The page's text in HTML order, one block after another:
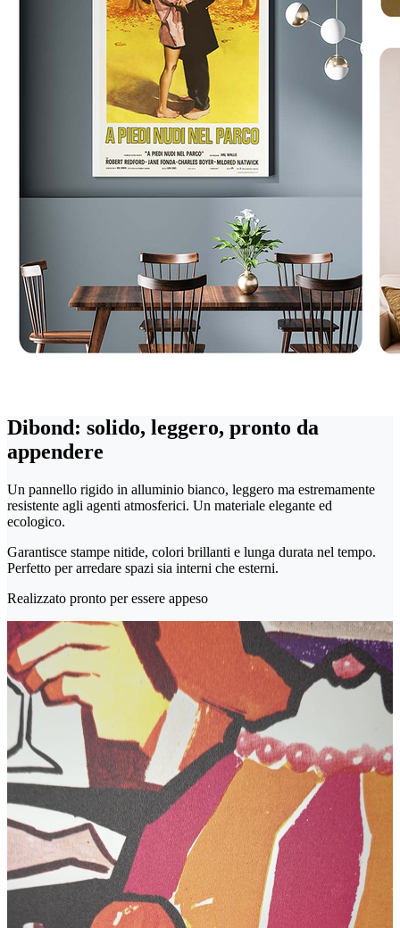
Dibond: solido, leggero, pronto da
appendere
Un pannello rigido in alluminio bianco, leggero ma estremamente
resistente agli agenti atmosferici. Un materiale elegante ed
ecologico.
Garantisce stampe nitide, colori brillanti e lunga durata nel tempo.
Perfetto per arredare spazi sia interni che esterni.
Realizzato pronto per essere appeso